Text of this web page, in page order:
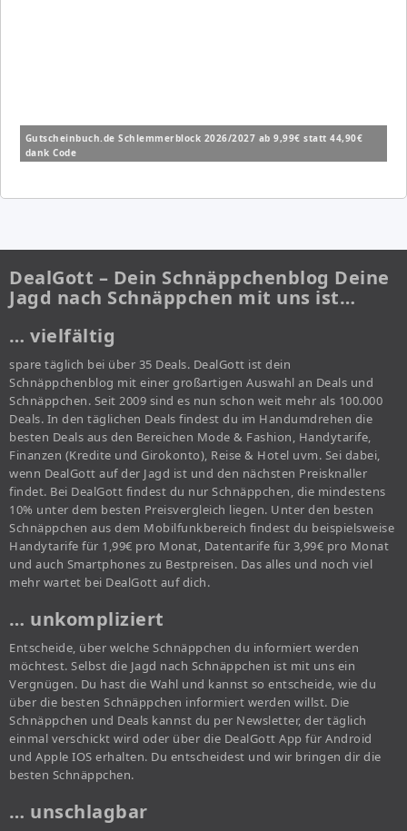
Gutscheinbuch.de Schlemmerblock 2026/2027 ab 9,99€ statt 44,90€
dank Code
DealGott – Dein Schnäppchenblog Deine
Jagd nach Schnäppchen mit uns ist…
… vielfältig
spare täglich bei über 35 Deals. DealGott ist dein
Schnäppchenblog mit einer großartigen Auswahl an Deals und
Schnäppchen. Seit 2009 sind es nun schon weit mehr als 100.000
Deals. In den täglichen Deals findest du im Handumdrehen die
besten Deals aus den Bereichen Mode & Fashion, Handytarife,
Finanzen (Kredite und Girokonto), Reise & Hotel uvm. Sei dabei,
wenn DealGott auf der Jagd ist und den nächsten Preisknaller
findet. Bei DealGott findest du nur Schnäppchen, die mindestens
10% unter dem besten Preisvergleich liegen. Unter den besten
Schnäppchen aus dem Mobilfunkbereich findest du beispielsweise
Handytarife für 1,99€ pro Monat, Datentarife für 3,99€ pro Monat
und auch Smartphones zu Bestpreisen. Das alles und noch viel
mehr wartet bei DealGott auf dich.
… unkompliziert
Entscheide, über welche Schnäppchen du informiert werden
möchtest. Selbst die Jagd nach Schnäppchen ist mit uns ein
Vergnügen. Du hast die Wahl und kannst so entscheide, wie du
über die besten Schnäppchen informiert werden willst. Die
Schnäppchen und Deals kannst du per Newsletter, der täglich
einmal verschickt wird oder über die DealGott App für Android
und Apple IOS erhalten. Du entscheidest und wir bringen dir die
besten Schnäppchen.
… unschlagbar